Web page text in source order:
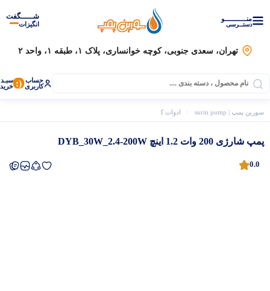
منــــــــــــو
دستــرسی
شـــــگفت
انگیزات
تهران، سعدی جنوبی، کوچه خوانساری، پلاک ۱، طبقه ۱، واحد ۲
حساب
کاربری (: سبـد
خرید
سورین پمپ | surin pump ادوات کشاورزی
پمپ شارژی 200 وات 1.2 اینچ DYB_30W_2.4-200W
0.0